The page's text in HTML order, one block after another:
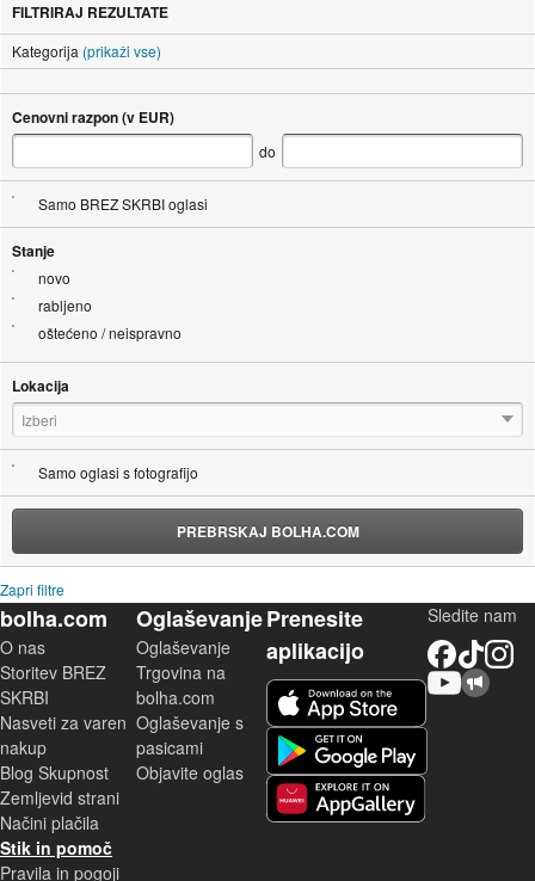
FILTRIRAJ REZULTATE
Kategorija (prikaži vse)
Cenovni razpon (v EUR)
do
Samo BREZ SKRBI oglasi
Stanje
novo
rabljeno
oštećeno / neispravno
Lokacija
Izberi
Samo oglasi s fotografijo
PREBRSKAJ BOLHA.COM
Zapri filtre
bolha.com
O nas
Storitev BREZ
SKRBI
Nasveti za varen
nakup
Blog Skupnost
Zemljevid strani
Načini plačila
Stik in pomoč
Pravila in pogoji
Oglaševanje
Oglaševanje
Trgovina na
bolha.com
Oglaševanje s
pasicami
Objavite oglas
Prenesite
aplikacijo
Sledite nam